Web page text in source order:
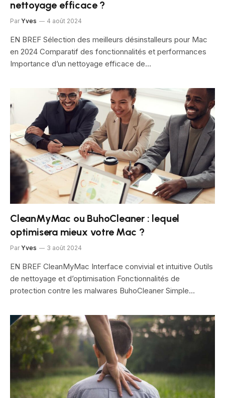
nettoyage efficace ?
Par Yves 4 août 2024
EN BREF Sélection des meilleurs désinstalleurs pour Mac
en 2024 Comparatif des fonctionnalités et performances
Importance d’un nettoyage efficace de…
CleanMyMac ou BuhoCleaner : lequel
optimisera mieux votre Mac ?
Par Yves 3 août 2024
EN BREF CleanMyMac Interface convivial et intuitive Outils
de nettoyage et d’optimisation Fonctionnalités de
protection contre les malwares BuhoCleaner Simple…